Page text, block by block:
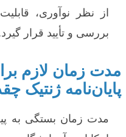
از نظر نوآوری،
بررسی و تأیید قرار
مدت زمان لازم
پایان‌نامه ژنتیک
مدت زمان بستگی به